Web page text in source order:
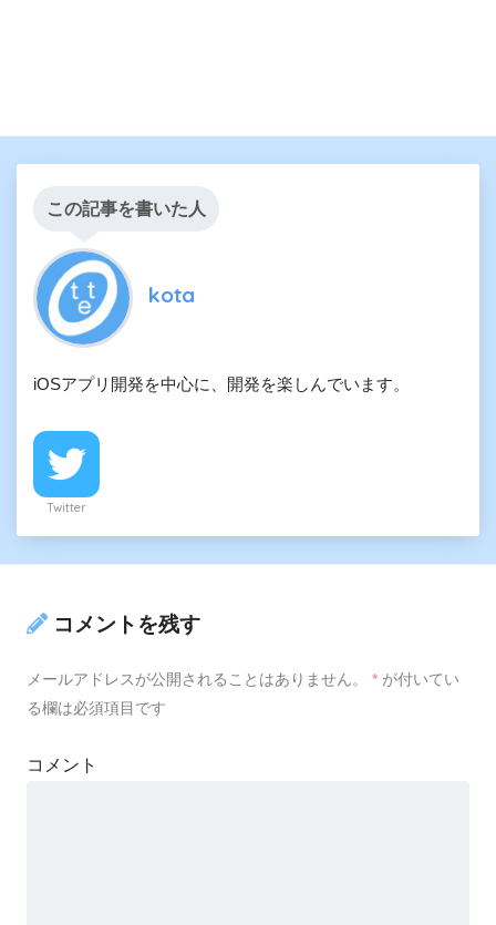
この記事を書いた人
kota
iOSアプリ開発を中心に、開発を楽しんでいます。
Twitter
コメントを残す
メールアドレスが公開されることはありません。 * が付いてい
る欄は必須項目です
コメント